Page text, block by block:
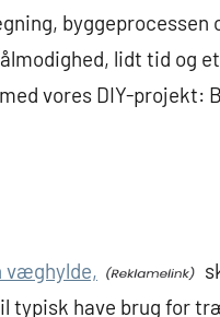
byggeprocessen
lidt tid og
vores DIY-projekt:
væghylde,
typisk have brug for